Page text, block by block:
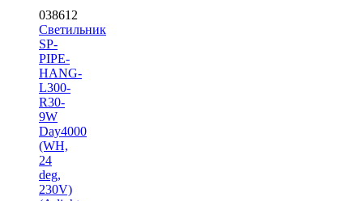
038612
Светильник
SP-
PIPE-
HANG-
L300-
R30-
9W
Day4000
(WH,
24
deg,
230V)